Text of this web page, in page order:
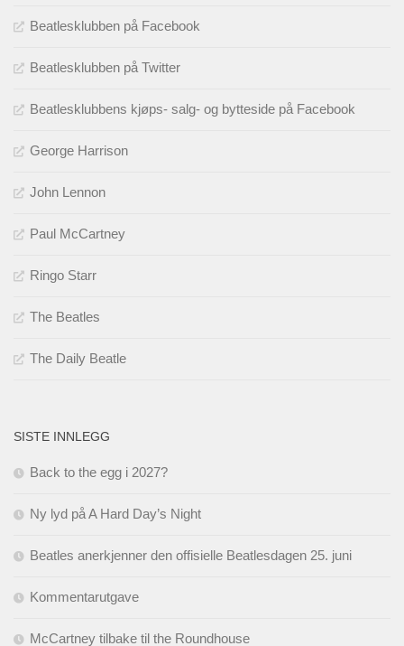
Beatlesklubben på Facebook
Beatlesklubben på Twitter
Beatlesklubbens kjøps- salg- og bytteside på Facebook
George Harrison
John Lennon
Paul McCartney
Ringo Starr
The Beatles
The Daily Beatle
SISTE INNLEGG
Back to the egg i 2027?
Ny lyd på A Hard Day’s Night
Beatles anerkjenner den offisielle Beatlesdagen 25. juni
Kommentarutgave
McCartney tilbake til the Roundhouse